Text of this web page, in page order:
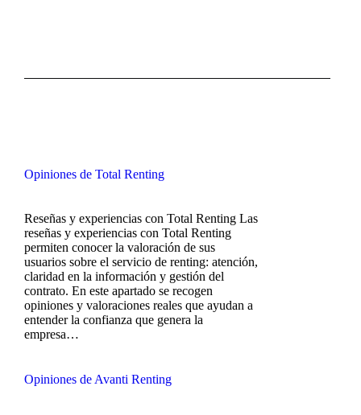
Opiniones de Total Renting
Reseñas y experiencias con Total Renting Las
reseñas y experiencias con Total Renting
permiten conocer la valoración de sus
usuarios sobre el servicio de renting: atención,
claridad en la información y gestión del
contrato. En este apartado se recogen
opiniones y valoraciones reales que ayudan a
entender la confianza que genera la
empresa…
Opiniones de Avanti Renting